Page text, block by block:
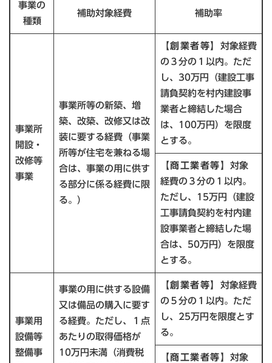
事業の
種類
補助対象経費 補助率
事業所
開設・
改修等
事業
事業所等の新築、増
築、改築、改修又は改
装に要する経費（事業
所等が住宅を兼ねる場
合は、事業の用に供す
る部分に係る経費に限
る。）
【創業者等】 対象経費
の３分の１以内。ただ
し、30万円（建設工事
請負契約を村内建設事
業者と締結した場合
は、100万円）を限度
とする。
【商工業者等】 対象
経費の３分の１以内。
ただし、15万円（建設
工事請負契約を村内建
設事業者と締結した場
合は、50万円）を限度
とする。
事業用
設備等
整備事
事業の用に供する設備
又は備品の購入に要す
る経費。ただし、１点
あたりの取得価格が
10万円未満（消費税
【創業者等】 対象経費
の５分の１以内。ただ
し、25万円を限度とす
る。
【商工業者等】 対象